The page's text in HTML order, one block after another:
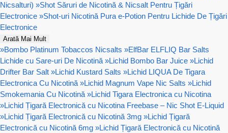
Nicsalturi) »Shot Săruri de Nicotină & Nicsalt Pentru Țigări
Electronice »Shot-uri Nicotină Pura e-Potion Pentru Lichide De Țigări
Electronice
Arată Mai Mult
»Bombo Platinum Tobaccos Nicsalts »ElfBar ELFLIQ Bar Salts
Lichide cu Sare-uri De Nicotină »Lichid Bombo Bar Juice »Lichid
Drifter Bar Salt »Lichid Kustard Salts »Lichid LIQUA De Tigara
Electronica Cu Nicotină »Lichid Magnum Vape Nic Salts »Lichid
Smokemania Cu Nicotină »Lichid Tigara Electronica cu Nicotina
»Lichid Țigară Electronică cu Nicotina Freebase – Nic Shot E-Liquid
»Lichid Țigară Electronică cu Nicotină 3mg »Lichid Țigară
Electronică cu Nicotină 6mg »Lichid Țigară Electronică cu Nicotină